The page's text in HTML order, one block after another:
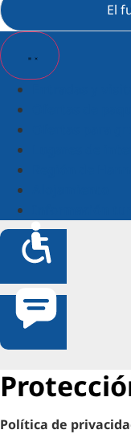
El
Política de